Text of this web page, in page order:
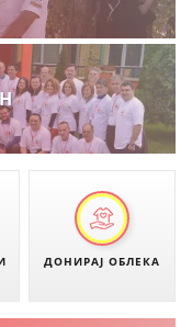
БАРАЊЕ
ДЕЈНОСТ
ДОНИРАЈ ОБЛЕКА